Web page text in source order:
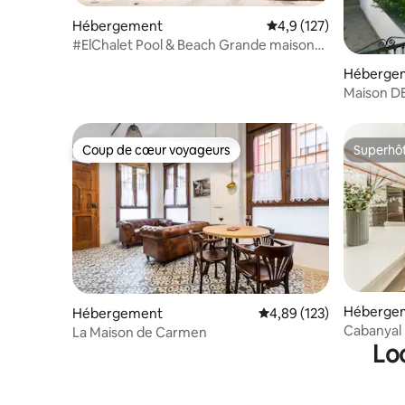
exceeding this limit.
Hébergement Évaluation moyenne
4,9 (127)
#ElChalet Pool & Beach Grande maison
Maison
Coup de cœur voyageurs
Coup de cœur voyageurs
Hébergement Évaluation moyenne
4,89 (123)
La Maison de Carmen
Cabanyal
la plage